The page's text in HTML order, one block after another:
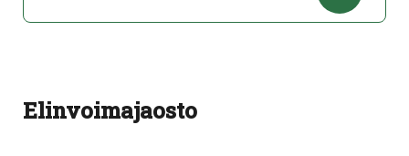
Elinvoimajaosto